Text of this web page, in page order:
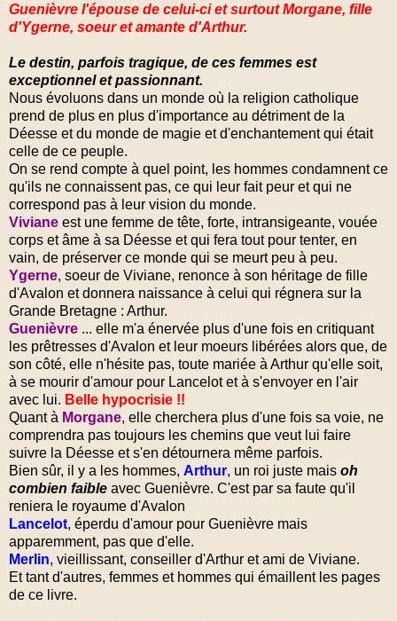
Guenièvre l'épouse de celui-ci et surtout Morgane, fille
d'Ygerne, soeur et amante d'Arthur.
Le destin, parfois tragique, de ces femmes est
exceptionnel et passionnant.
Nous évoluons dans un monde où la religion catholique
prend de plus en plus d'importance au détriment de la
Déesse et du monde de magie et d'enchantement qui était
celle de ce peuple.
On se rend compte à quel point, les hommes condamnent ce
qu'ils ne connaissent pas, ce qui leur fait peur et qui ne
correspond pas à leur vision du monde.
Viviane est une femme de tête, forte, intransigeante, vouée
corps et âme à sa Déesse et qui fera tout pour tenter, en
vain, de préserver ce monde qui se meurt peu à peu.
Ygerne, soeur de Viviane, renonce à son héritage de fille
d'Avalon et donnera naissance à celui qui régnera sur la
Grande Bretagne : Arthur.
Guenièvre ... elle m'a énervée plus d'une fois en critiquant
les prêtresses d'Avalon et leur moeurs libérées alors que, de
son côté, elle n'hésite pas, toute mariée à Arthur qu'elle soit,
à se mourir d'amour pour Lancelot et à s'envoyer en l'air
avec lui. Belle hypocrisie !!
Quant à Morgane, elle cherchera plus d'une fois sa voie, ne
comprendra pas toujours les chemins que veut lui faire
suivre la Déesse et s'en détournera même parfois.
Bien sûr, il y a les hommes, Arthur, un roi juste mais oh
combien faible avec Guenièvre. C'est par sa faute qu'il
reniera le royaume d'Avalon
Lancelot, éperdu d'amour pour Guenièvre mais
apparemment, pas que d'elle.
Merlin, vieillissant, conseiller d'Arthur et ami de Viviane.
Et tant d'autres, femmes et hommes qui émaillent les pages
de ce livre.